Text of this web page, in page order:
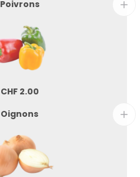
Poivrons
CHF2.00
Oignons